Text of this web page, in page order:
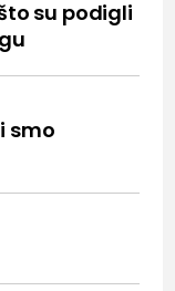
su podigli
smo